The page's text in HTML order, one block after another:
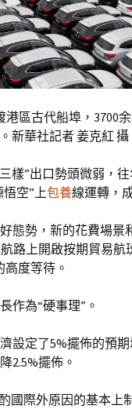
區古代船埠，3700
新華社記者 姜克紅 攝
樣”出口勢頭微弱，
空”上包養線運轉，
態勢，新的花費場景
路上開啟按期貿易航
度等待。
作為“硬事理”。
設定了5%擺佈的預
2.5%擺佈。
國際外原因的基本上